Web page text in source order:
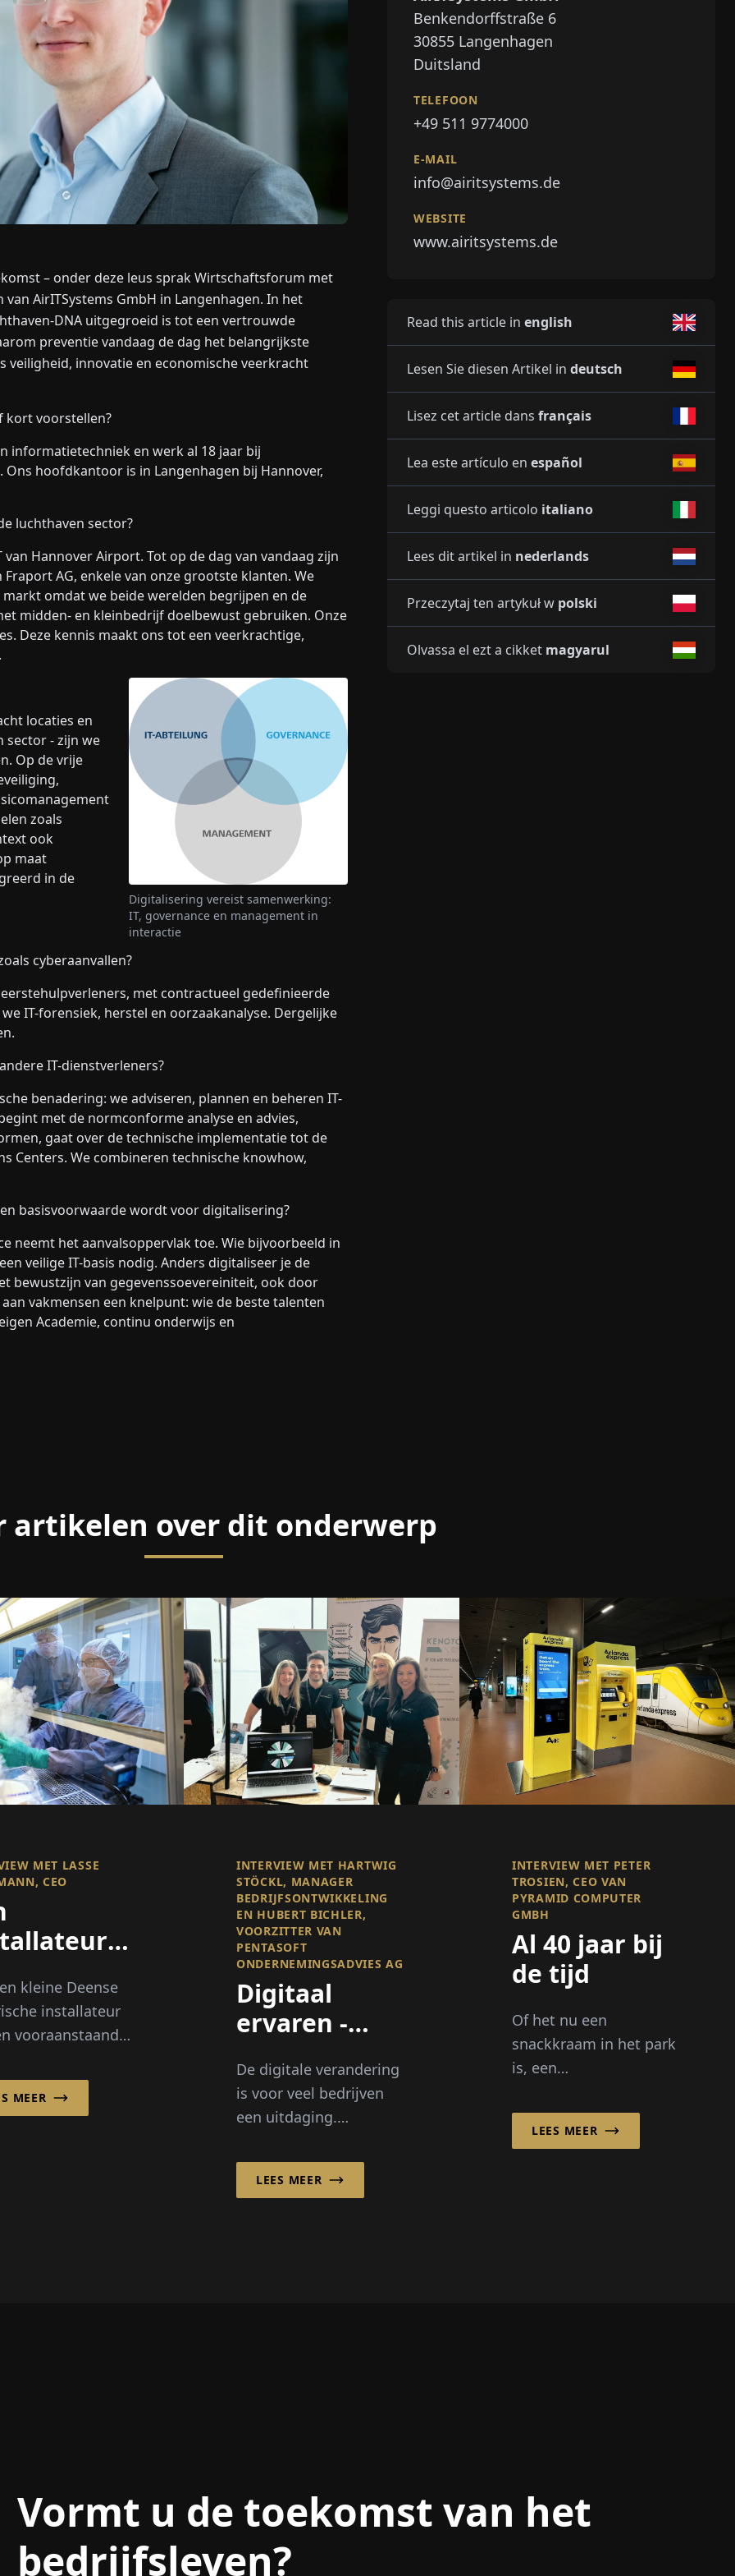
– onder deze leus sprak Wirtschaftsforum met
AirITSystems GmbH in Langenhagen. In het
DNA uitgegroeid is tot een vertrouwde
preventie vandaag de dag het belangrijkste
veiligheid, innovatie en economische veerkracht
kort voorstellen?
informatietechniek en werk al 18 jaar bij
hoofdkantoor is in Langenhagen bij Hannover,
luchthaven sector?
Hannover Airport. Tot op de dag van vandaag zijn
AG, enkele van onze grootste klanten. We
omdat we beide werelden begrijpen en de
midden- en kleinbedrijf doelbewust gebruiken. Onze
Deze kennis maakt ons tot een veerkrachtige,
locaties en
sector - zijn we
Op de vrije
zoals
ook
maat
in de
Digitalisering vereist samenwerking:
IT, governance en management in
interactie
cyberaanvallen?
met contractueel gedefinieerde
IT-forensiek, herstel en oorzaakanalyse. Dergelijke
IT-dienstverleners?
benadering: we adviseren, plannen en beheren IT-
met de normconforme analyse en advies,
gaat over de technische implementatie tot de
Centers. We combineren technische knowhow,
basisvoorwaarde wordt voor digitalisering?
neemt het aanvalsoppervlak toe. Wie bijvoorbeeld in
veilige IT-basis nodig. Anders digitaliseer je de
bewustzijn van gegevenssoevereiniteit, ook door
vakmensen een knelpunt: wie de beste talenten
Academie, continu onderwijs en
Benkendorffstraße 6
30855 Langenhagen
Duitsland
TELEFOON
+49 511 9774000
E-MAIL
info@airitsystems.de
WEBSITE
www.airitsystems.de
Read this article in english
Lesen Sie diesen Artikel in deutsch
Lisez cet article dans français
Lea este artículo en español
Leggi questo articolo italiano
Lees dit artikel in nederlands
Przeczytaj ten artykuł w polski
Olvassa el ezt a cikket magyarul
artikelen over dit onderwerp
MET LASSE
CEO
kleine Deense
installateur
vooraanstaande
van LTECH A/S
MEER
INTERVIEW MET HARTWIG
STÖCKL, MANAGER
BEDRIJFSONTWIKKELING
EN HUBERT BICHLER,
VOORZITTER VAN
PENTASOFT
ONDERNEMINGSADVIES AG
Digitaal
ervaren -
begeleidt de
verandering
De digitale verandering
is voor veel bedrijven
een uitdaging.
Ondernemingsadvies
AG, gevestigd in
LEES MEER
INTERVIEW MET PETER
TROSIEN, CEO VAN
PYRAMID COMPUTER
GMBH
Al 40 jaar bij
de tijd
Of het nu een
snackkraam in het park
is, een
het stadscentrum of
een digitaal
LEES MEER
Vormt u de toekomst van het
bedrijfsleven?